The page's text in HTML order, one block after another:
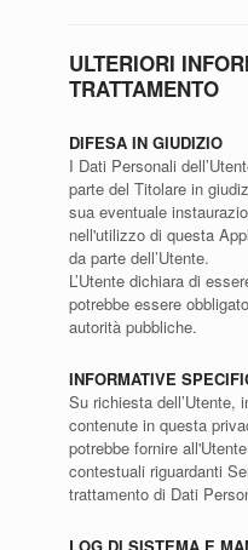
ULTERIORI
TRATTAMENTO
DIFESA IN GIUDIZIO
I Dati Personali
parte del Titolare in
sua eventuale
nell'utilizzo di questa
da parte dell’Utente.
L’Utente dichiara di
potrebbe essere
autorità pubbliche.
INFORMATIVE
Su richiesta dell’Utente,
contenute in questa
potrebbe fornire
contestuali riguardanti
trattamento di Dati